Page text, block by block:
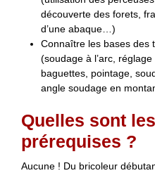
découverte des forets,
d’une abaque…)
Connaître les bases des
(soudage à l’arc,
baguettes, pointage,
angle soudage en
Quelles sont
prérequises ?
Aucune ! Du bricoleur